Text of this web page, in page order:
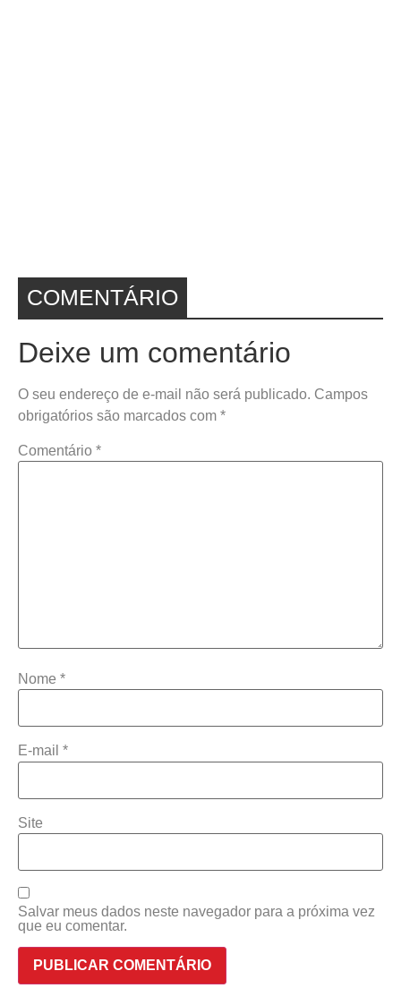
COMENTÁRIO
Deixe um comentário
O seu endereço de e-mail não será publicado. Campos
obrigatórios são marcados com *
Comentário *
Nome *
E-mail *
Site
Salvar meus dados neste navegador para a próxima vez
que eu comentar.